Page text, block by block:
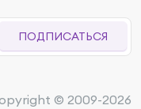
ПОДПИСАТЬСЯ
© 2009-2026